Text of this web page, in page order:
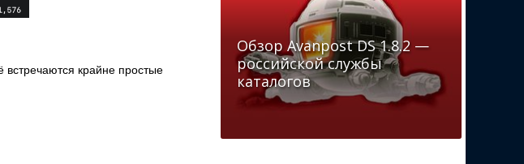
крайне простые
Обзор Avanpost DS 1.8.2 —
российской службы
каталогов